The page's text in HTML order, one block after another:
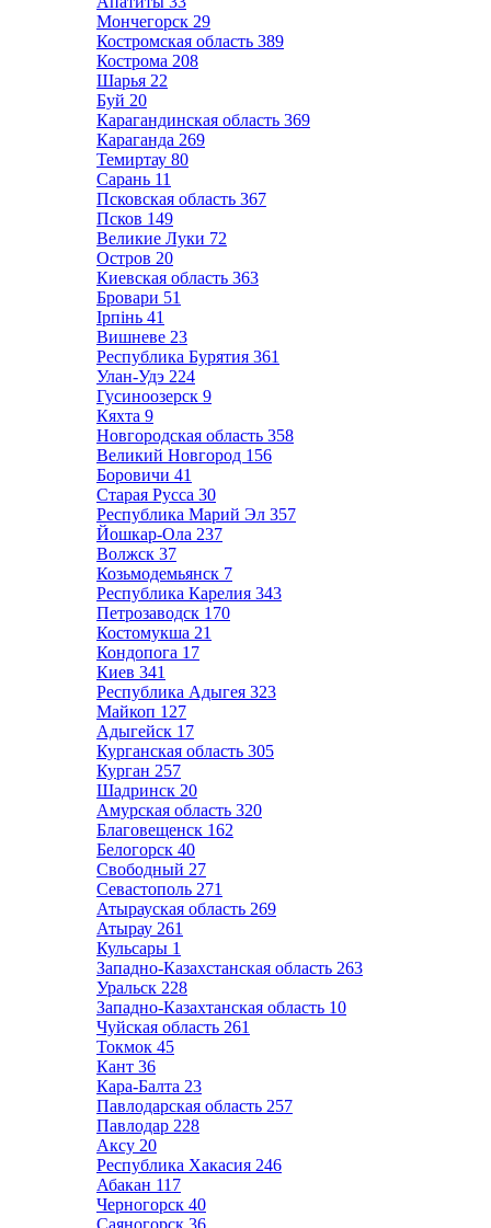
Мончегорск 29
Костромская область 389
Кострома 208
Шарья 22
Буй 20
Карагандинская область 369
Караганда 269
Темиртау 80
Сарань 11
Псковская область 367
Псков 149
Великие Луки 72
Остров 20
Киевская область 363
Бровари 51
Ірпінь 41
Вишневе 23
Республика Бурятия 361
Улан-Удэ 224
Гусиноозерск 9
Кяхта 9
Новгородская область 358
Великий Новгород 156
Боровичи 41
Старая Русса 30
Республика Марий Эл 357
Йошкар-Ола 237
Волжск 37
Козьмодемьянск 7
Республика Карелия 343
Петрозаводск 170
Костомукша 21
Кондопога 17
Киев 341
Республика Адыгея 323
Майкоп 127
Адыгейск 17
Курганская область 305
Курган 257
Шадринск 20
Амурская область 320
Благовещенск 162
Белогорск 40
Свободный 27
Севастополь 271
Атырауская область 269
Атырау 261
Кульсары 1
Западно-Казахстанская область 263
Уральск 228
Западно-Казахтанская область 10
Чуйская область 261
Токмок 45
Кант 36
Кара-Балта 23
Павлодарская область 257
Павлодар 228
Аксу 20
Республика Хакасия 246
Абакан 117
Черногорск 40
Саяногорск 36